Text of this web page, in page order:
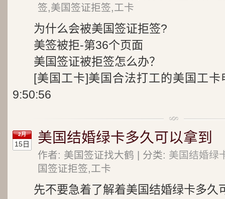
签,美国签证拒签,工卡
为什么会被美国签证拒签?
美签被拒-第36个页面
美国签证被拒签怎么办？
[美国工卡]美国合法打工的美国工
9:50:56
2月
15日 美国结婚绿卡多久可以拿到
作者: 美国签证找大鹤 | 分类: 美国结婚绿
国签证拒签,工卡
先不要急着了解着美国结婚绿卡多久